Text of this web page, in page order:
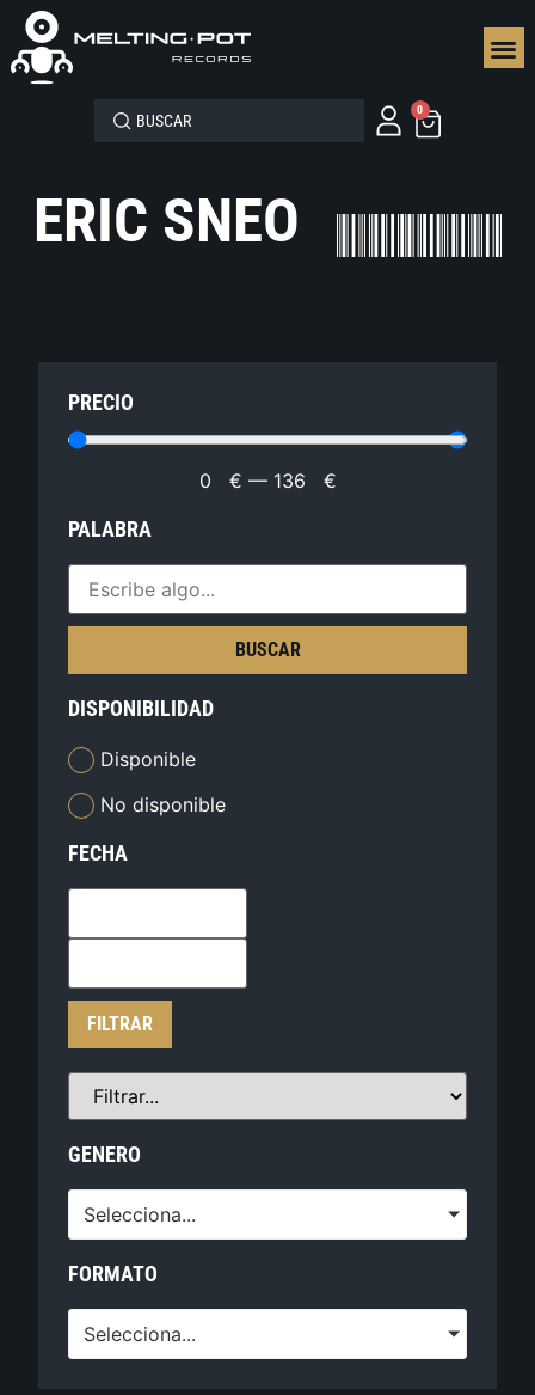
0
ERIC SNEO
PRECIO
0 € — 136 €
PALABRA
BUSCAR
DISPONIBILIDAD
Disponible
No disponible
FECHA
FILTRAR
GENERO
Selecciona...
FORMATO
Selecciona...